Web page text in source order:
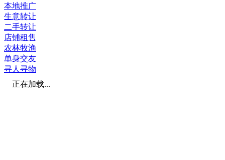
本地推广
生意转让
二手转让
店铺租售
农林牧渔
单身交友
寻人寻物
正在加载...